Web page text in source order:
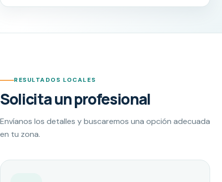
RESULTADOS LOCALES
Solicita un profesional
Envíanos los detalles y buscaremos una opción adecuada
en tu zona.